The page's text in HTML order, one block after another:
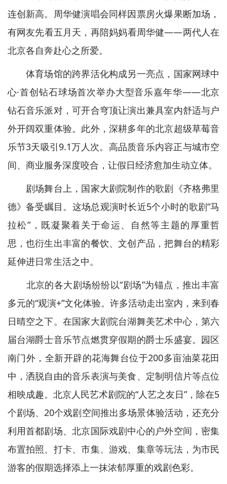
连创新高。周华健演唱会同样因票房火爆果断加场，
有网友先看五月天，再陪妈妈看周华健——两代人在
北京各自奔赴心之所爱。
体育场馆的跨界活化构成另一亮点，国家网球中
心·首创钻石球场首次举办大型音乐嘉年华——北京
钻石音乐派对，可开合穹顶让演出兼具室内舒适与户
外开阔双重体验。此外，深耕多年的北京超级草莓音
乐节3天吸引9.1万人次。高品质音乐内容正与城市空
间、商业服务深度咬合，让假日经济愈加生动立体。
剧场舞台上，国家大剧院制作的歌剧《齐格弗里
德》备受瞩目。这场总观演时长近5个小时的歌剧“马
拉松”，既凝聚着关于命运、自然等主题的厚重哲
思，也衍生出丰富的餐饮、文创产品，把舞台的精彩
延伸进日常生活之中。
北京的各大剧场纷纷以“剧场”为锚点，推出丰富
多元的“观演+”文化体验。许多活动走出室内，来到春
日晴空之下。在国家大剧院台湖舞美艺术中心，第六
届台湖爵士音乐节点燃贯穿假期的爵士乐盛宴。园区
南门外，全新开辟的花海舞台位于200多亩油菜花田
中，洒脱自由的音乐表演与美食、定制明信片等点位
相映成趣。北京人民艺术剧院的“人艺之友日”，除在5
个剧场、20个戏剧空间推出多场景体验活动，还充分
利用首都剧场、北京国际戏剧中心的户外空间，密集
布置拍照、打卡、市集、游戏、集章等玩法，为市民
游客的假期选择添上一抹浓郁厚重的戏剧色彩。